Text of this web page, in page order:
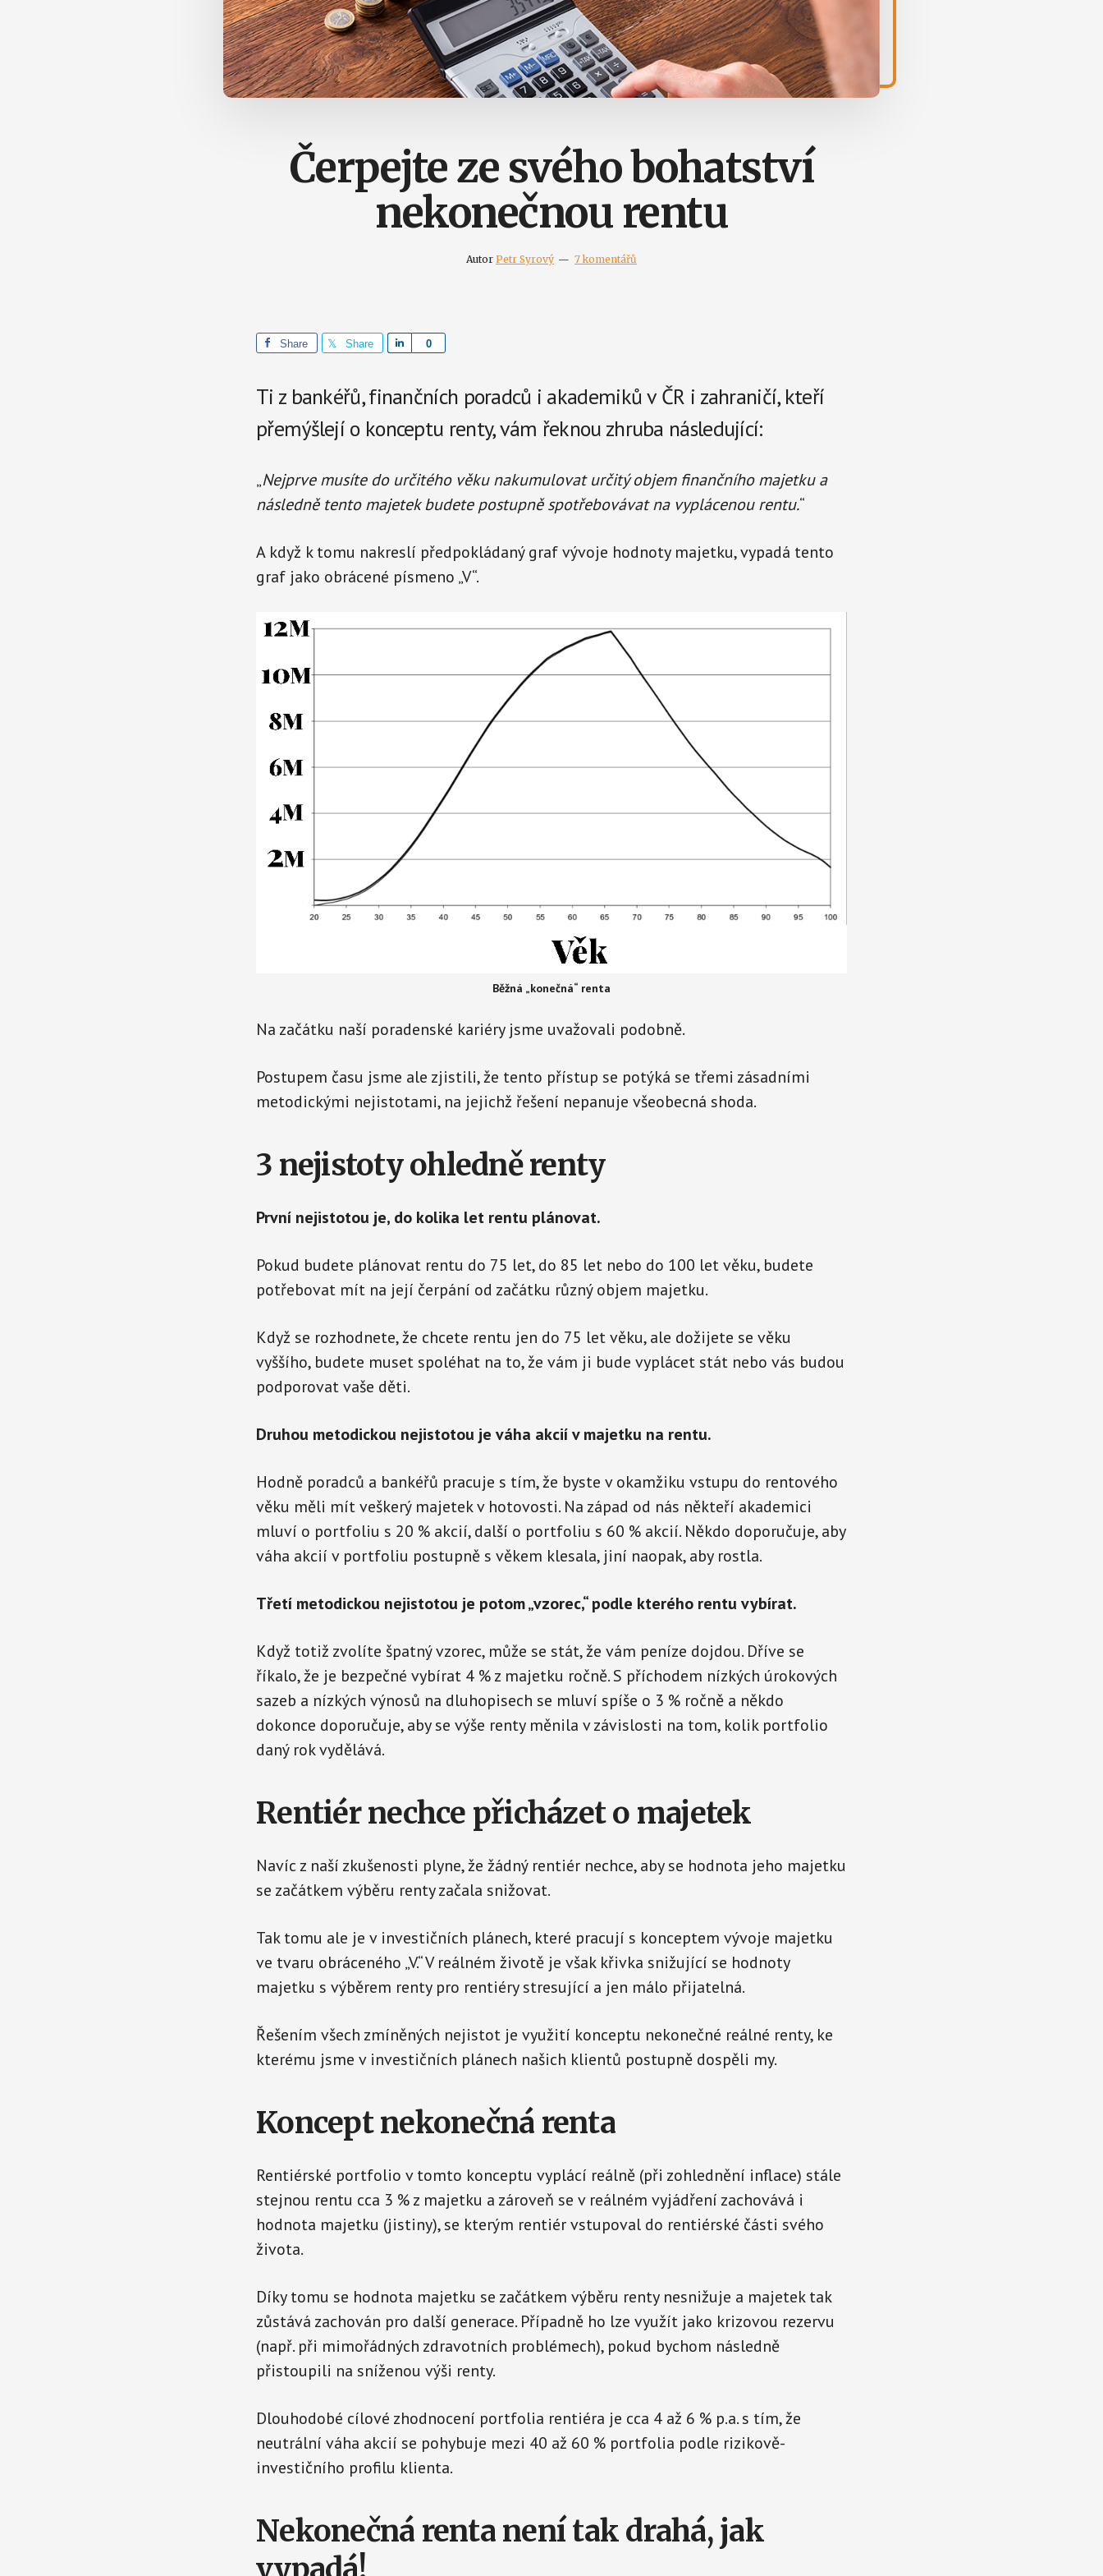
Čerpejte ze svého bohatství
nekonečnou rentu
Autor Petr Syrový 7 komentářů
Share Share 0
r
e
Ti z bankéřů, finančních poradců i akademiků v ČR i zahraničí, kteří
přemýšlejí o konceptu renty, vám řeknou zhruba následující:
„Nejprve musíte do určitého věku nakumulovat určitý objem finančního majetku a
následně tento majetek budete postupně spotřebovávat na vyplácenou rentu.“
A když k tomu nakreslí předpokládaný graf vývoje hodnoty majetku, vypadá tento
graf jako obrácené písmeno „V“.
Běžná „konečná“ renta
Na začátku naší poradenské kariéry jsme uvažovali podobně.
Postupem času jsme ale zjistili, že tento přístup se potýká se třemi zásadními
metodickými nejistotami, na jejichž řešení nepanuje všeobecná shoda.
3 nejistoty ohledně renty
První nejistotou je, do kolika let rentu plánovat.
Pokud budete plánovat rentu do 75 let, do 85 let nebo do 100 let věku, budete
potřebovat mít na její čerpání od začátku různý objem majetku.
Když se rozhodnete, že chcete rentu jen do 75 let věku, ale dožijete se věku
vyššího, budete muset spoléhat na to, že vám ji bude vyplácet stát nebo vás budou
podporovat vaše děti.
Druhou metodickou nejistotou je váha akcií v majetku na rentu.
Hodně poradců a bankéřů pracuje s tím, že byste v okamžiku vstupu do rentového
věku měli mít veškerý majetek v hotovosti. Na západ od nás někteří akademici
mluví o portfoliu s 20 % akcií, další o portfoliu s 60 % akcií. Někdo doporučuje, aby
váha akcií v portfoliu postupně s věkem klesala, jiní naopak, aby rostla.
Třetí metodickou nejistotou je potom „vzorec,“ podle kterého rentu vybírat.
Když totiž zvolíte špatný vzorec, může se stát, že vám peníze dojdou. Dříve se
říkalo, že je bezpečné vybírat 4 % z majetku ročně. S příchodem nízkých úrokových
sazeb a nízkých výnosů na dluhopisech se mluví spíše o 3 % ročně a někdo
dokonce doporučuje, aby se výše renty měnila v závislosti na tom, kolik portfolio
daný rok vydělává.
Rentiér nechce přicházet o majetek
Navíc z naší zkušenosti plyne, že žádný rentiér nechce, aby se hodnota jeho majetku
se začátkem výběru renty začala snižovat.
Tak tomu ale je v investičních plánech, které pracují s konceptem vývoje majetku
ve tvaru obráceného „V.“ V reálném životě je však křivka snižující se hodnoty
majetku s výběrem renty pro rentiéry stresující a jen málo přijatelná.
Řešením všech zmíněných nejistot je využití konceptu nekonečné reálné renty, ke
kterému jsme v investičních plánech našich klientů postupně dospěli my.
Koncept nekonečná renta
Rentiérské portfolio v tomto konceptu vyplácí reálně (při zohlednění inflace) stále
stejnou rentu cca 3 % z majetku a zároveň se v reálném vyjádření zachovává i
hodnota majetku (jistiny), se kterým rentiér vstupoval do rentiérské části svého
života.
Díky tomu se hodnota majetku se začátkem výběru renty nesnižuje a majetek tak
zůstává zachován pro další generace. Případně ho lze využít jako krizovou rezervu
(např. při mimořádných zdravotních problémech), pokud bychom následně
přistoupili na sníženou výši renty.
Dlouhodobé cílové zhodnocení portfolia rentiéra je cca 4 až 6 % p.a. s tím, že
neutrální váha akcií se pohybuje mezi 40 až 60 % portfolia podle rizikově-
investičního profilu klienta.
Nekonečná renta není tak drahá, jak